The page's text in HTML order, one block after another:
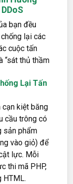
bạn đều
lại các
cuộc tấn
“sát thủ thầm
Lại Tấn
cạn kiệt băng
cầu trông có
sản phẩm
vào giỏ) để
lực. Mỗi
thi mã PHP,
HTML.